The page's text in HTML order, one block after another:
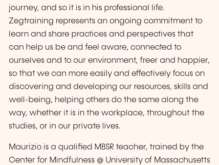
journey, and so it is in his professional life.
Zegtraining represents an ongoing commitment to
learn and share practices and perspectives that
can help us be and feel aware, connected to
ourselves and to our environment, freer and happier,
so that we can more easily and effectively focus on
discovering and developing our resources, skills and
well-being, helping others do the same along the
way, whether it is in the workplace, throughout the
studies, or in our private lives.
Maurizio is a qualified MBSR teacher, trained by the
Center for Mindfulness @ University of Massachusetts